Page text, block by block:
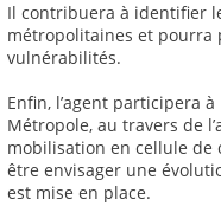
Il contribuera à identifier
métropolitaines et pourra
vulnérabilités.
Enfin, l’agent participera
Métropole, au travers de
mobilisation en cellule de
être envisager une
est mise en place.